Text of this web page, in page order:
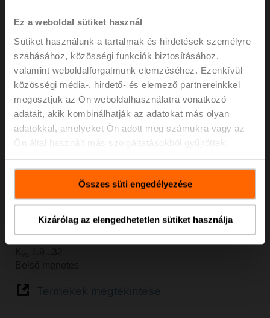
Ez a weboldal sütiket használ
Sütiket használunk a tartalmak és hirdetések személyre
szabásához, közösségi funkciók biztosításához,
valamint weboldalforgalmunk elemzéséhez. Ezenkívül
közösségi média-, hirdető- és elemező partnereinkkel
megosztjuk az Ön weboldalhasználatra vonatkozó
adatait, akik kombinálhatják az adatokat más olyan
adatokkal, amelyeket Ön adott meg számukra vagy az
Ön által használt más szolgáltatásokból gyűjtöttek.
Összes süti engedélyezése
Kizárólag az elengedhetetlen sütiket használja
PN 25 / DN 15...50
alkalmazásokhoz
2 járatú és 3 járatú